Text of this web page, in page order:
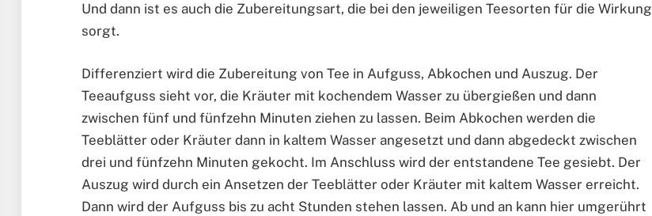
Und dann ist es auch die Zubereitungsart, die bei den jeweiligen Teesorten für die Wirkung
sorgt.
Differenziert wird die Zubereitung von Tee in Aufguss, Abkochen und Auszug. Der
Teeaufguss sieht vor, die Kräuter mit kochendem Wasser zu übergießen und dann
zwischen fünf und fünfzehn Minuten ziehen zu lassen. Beim Abkochen werden die
Teeblätter oder Kräuter dann in kaltem Wasser angesetzt und dann abgedeckt zwischen
drei und fünfzehn Minuten gekocht. Im Anschluss wird der entstandene Tee gesiebt. Der
Auszug wird durch ein Ansetzen der Teeblätter oder Kräuter mit kaltem Wasser erreicht.
Dann wird der Aufguss bis zu acht Stunden stehen lassen. Ab und an kann hier umgerührt